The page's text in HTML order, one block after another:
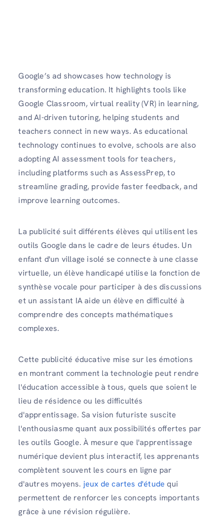
Google’s ad showcases how technology is
transforming education. It highlights tools like
Google Classroom, virtual reality (VR) in learning,
and AI-driven tutoring, helping students and
teachers connect in new ways. As educational
technology continues to evolve, schools are also
adopting AI assessment tools for teachers,
including platforms such as AssessPrep, to
streamline grading, provide faster feedback, and
improve learning outcomes.
La publicité suit différents élèves qui utilisent les
outils Google dans le cadre de leurs études. Un
enfant d'un village isolé se connecte à une classe
virtuelle, un élève handicapé utilise la fonction de
synthèse vocale pour participer à des discussions
et un assistant IA aide un élève en difficulté à
comprendre des concepts mathématiques
complexes.
Cette publicité éducative mise sur les émotions
en montrant comment la technologie peut rendre
l'éducation accessible à tous, quels que soient le
lieu de résidence ou les difficultés
d'apprentissage. Sa vision futuriste suscite
l'enthousiasme quant aux possibilités offertes par
les outils Google. À mesure que l'apprentissage
numérique devient plus interactif, les apprenants
complètent souvent les cours en ligne par
d'autres moyens. jeux de cartes d'étudequi
permettent de renforcer les concepts importants
grâce à une révision régulière.